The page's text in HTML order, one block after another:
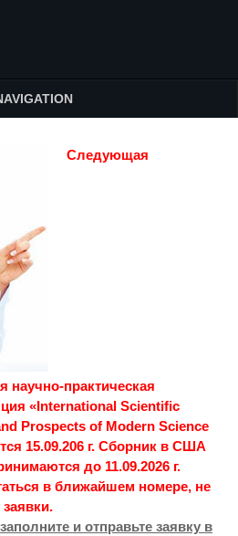
Следующая
научно-практическая
«International Scientific
Prospects of Modern Science
15.09.206 г. Сборник в США
до 11.09.2026 г.
в ближайшем номере, не
заполните и отправьте заявку в